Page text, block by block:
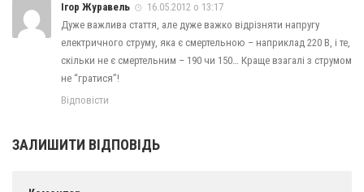
Ігор Журавель
16.05.2012 о 13:17
Дуже важлива стаття, але дуже важко відрізняти напругу
електричного струму, яка є смертельною – наприклад 220 В, і те,
скільки не є смертельним – 190 чи 150… Краще взагалі з струмом
не “гратися”!
Відповісти
ЗАЛИШИТИ ВІДПОВІДЬ